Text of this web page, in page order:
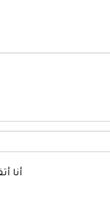
أنا